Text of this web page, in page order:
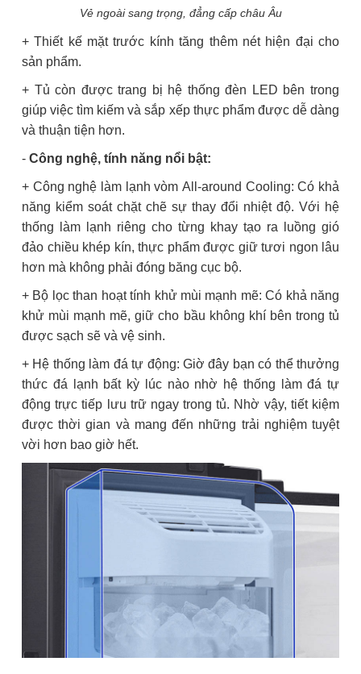
Vẻ ngoài sang trọng, đẳng cấp châu Âu
+ Thiết kế mặt trước kính tăng thêm nét hiện đại cho
sản phẩm.
+ Tủ còn được trang bị hệ thống đèn LED bên trong
giúp việc tìm kiếm và sắp xếp thực phẩm được dễ dàng
và thuận tiện hơn.
- Công nghệ, tính năng nổi bật:
+ Công nghệ làm lạnh vòm All-around Cooling: Có khả
năng kiểm soát chặt chẽ sự thay đổi nhiệt độ. Với hệ
thống làm lạnh riêng cho từng khay tạo ra luồng gió
đảo chiều khép kín, thực phẩm được giữ tươi ngon lâu
hơn mà không phải đóng băng cục bộ.
+ Bộ lọc than hoạt tính khử mùi mạnh mẽ: Có khả năng
khử mùi mạnh mẽ, giữ cho bầu không khí bên trong tủ
được sạch sẽ và vệ sinh.
+ Hệ thống làm đá tự động: Giờ đây bạn có thể thưởng
thức đá lạnh bất kỳ lúc nào nhờ hệ thống làm đá tự
động trực tiếp lưu trữ ngay trong tủ. Nhờ vậy, tiết kiệm
được thời gian và mang đến những trải nghiệm tuyệt
vời hơn bao giờ hết.